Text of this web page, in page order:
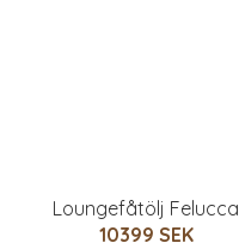
Loungefåtölj Felucca
10399 SEK